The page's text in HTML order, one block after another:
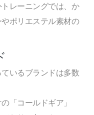
レーニングでは、か
ポリエステル素材の
いるブランドは多数
「コールドギア」